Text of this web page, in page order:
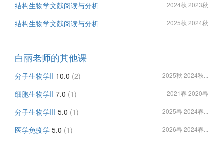
结构生物学文献阅读与分析 2024秋 2023秋
结构生物学文献阅读与分析 2025秋 2024秋
白丽老师的其他课
分子生物学II 10.0 (2) 2025秋 2024秋...
细胞生物学II 7.0 (1) 2021春 2020春
分子生物学III 5.0 (1) 2025春 2024春...
医学免疫学 5.0 (1) 2026春 2024春...